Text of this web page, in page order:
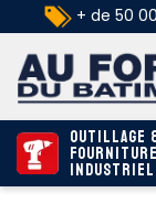
+ de 50
Outillage
Fourniture